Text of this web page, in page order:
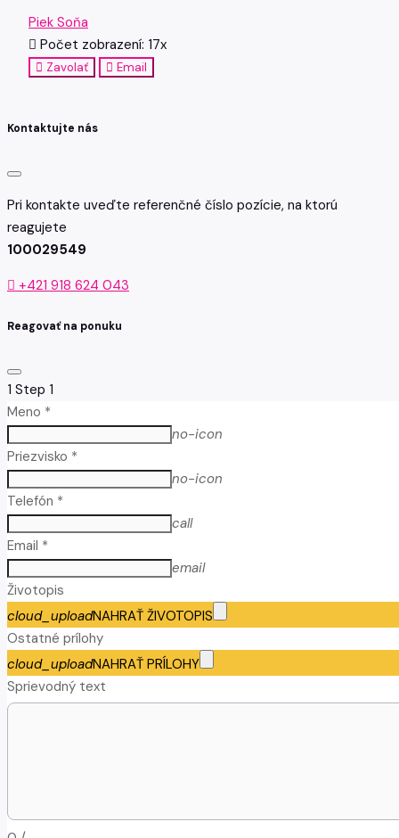
Piek Soňa
Počet zobrazení: 17x
Zavolať Email
Kontaktujte nás
Pri kontakte uveďte referenčné číslo pozície, na ktorú
reagujete
100029549
+421 918 624 043
Reagovať na ponuku
1 Step 1
Meno *
no-icon
Priezvisko *
no-icon
Telefón *
call
Email *
email
Životopis
cloud_uploadNAHRAŤ ŽIVOTOPIS
Ostatné prílohy
cloud_uploadNAHRAŤ PRÍLOHY
Sprievodný text